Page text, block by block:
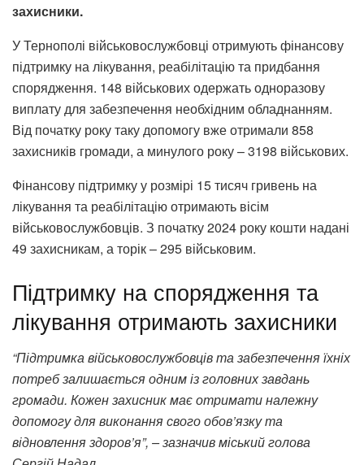
захисники.
У Тернополі військовослужбовці отримують фінансову
підтримку на лікування, реабілітацію та придбання
спорядження. 148 військових одержать одноразову
виплату для забезпечення необхідним обладнанням.
Від початку року таку допомогу вже отримали 858
захисників громади, а минулого року – 3198 військових.
Фінансову підтримку у розмірі 15 тисяч гривень на
лікування та реабілітацію отримають вісім
військовослужбовців. З початку 2024 року кошти надані
49 захисникам, а торік – 295 військовим.
Підтримку на спорядження та
лікування отримають захисники
“Підтримка військовослужбовців та забезпечення їхніх
потреб залишається одним із головних завдань
громади. Кожен захисник має отримати належну
допомогу для виконання свого обов’язку та
відновлення здоров’я”, – зазначив міський голова